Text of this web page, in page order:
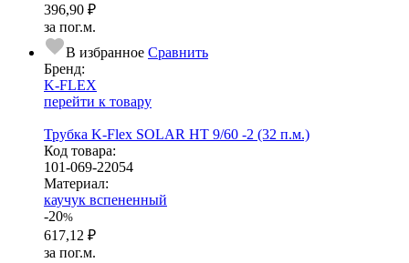
396,90 ₽
за пог.м.
В избранное Сравнить
Бренд:
K-FLEX
перейти к товару
Трубка K-Flex SOLAR HT 9/60 -2 (32 п.м.)
Код товара:
101-069-22054
Ма­­те­­ри­­ал:
каучук вспененный
-20%
617,12 ₽
за пог.м.